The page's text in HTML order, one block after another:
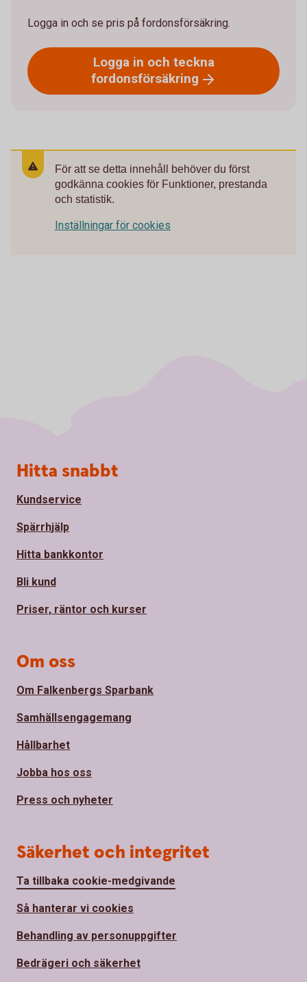
Logga in och se pris på fordonsförsäkring.
Logga in och teckna
fordonsförsäkring
För att se detta innehåll behöver du först
godkänna cookies för Funktioner, prestanda
och statistik.
Inställningar för cookies
Sidfot
Hitta snabbt
Kundservice
Spärrhjälp
Hitta bankkontor
Bli kund
Priser, räntor och kurser
Om oss
Om Falkenbergs Sparbank
Samhällsengagemang
Hållbarhet
Jobba hos oss
Press och nyheter
Säkerhet och integritet
Ta tillbaka cookie-medgivande
Så hanterar vi cookies
Behandling av personuppgifter
Bedrägeri och säkerhet